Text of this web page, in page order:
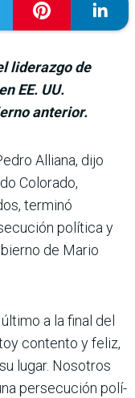
liderazgo de
EE. UU.
anterior.
Alliana, dijo
Colorado,
terminó
polí­tica y
de Mario
a la final del
contento y feliz,
lugar. Nosotros
persecución polí­